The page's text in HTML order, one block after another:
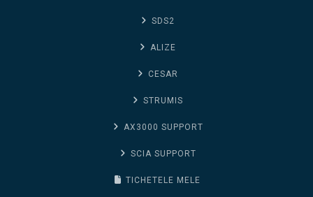
SDS2
ALIZE
CESAR
STRUMIS
AX3000 SUPPORT
SCIA SUPPORT
TICHETELE MELE